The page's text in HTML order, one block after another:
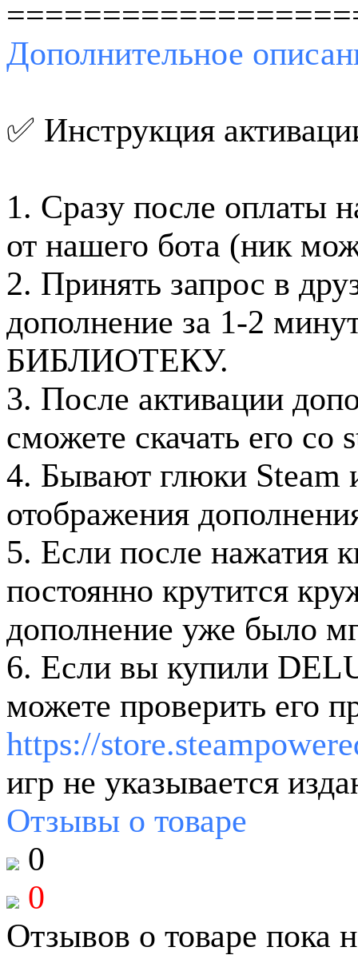
Дополнительное
✅ Инструкция
1. Сразу после оплаты
от нашего бота (ник
2. Принять запрос в
дополнение за 1-2
БИБЛИОТЕКУ.
3. После активации
сможете скачать его со
4. Бывают глюки Steam
отображения
5. Если после нажатия
постоянно крутится
дополнение уже было
6. Если вы купили
можете проверить его
https://
игр не указывается
Отзывы о товаре
0
0
Отзывов о товаре пока